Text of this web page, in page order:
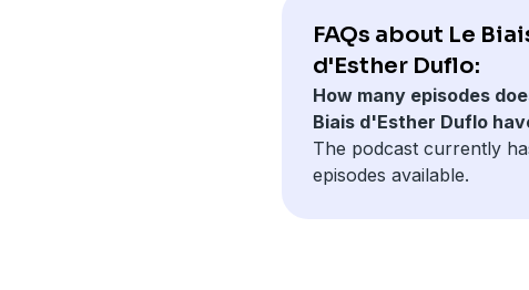
FAQs about Le
d'Esther Duflo:
How many episodes
Biais d'Esther Duflo
The podcast currently
episodes available.